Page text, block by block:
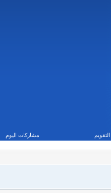
التقويم مشاركات اليوم